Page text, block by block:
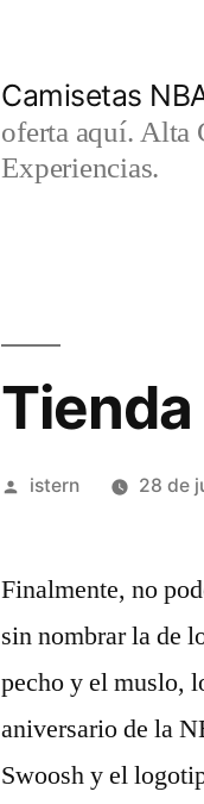
Camisetas
oferta aquí. Alta
Experiencias.
Publicado
istern 28 de
Finalmente, no
sin nombrar la de
pecho y el muslo,
aniversario de la
Swoosh y el